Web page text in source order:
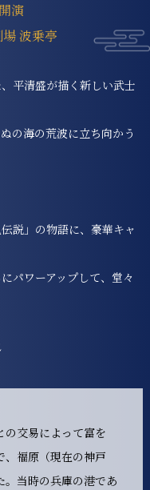
演
波乗亭
平清盛が描く新しい武士
の海の荒波に立ち向かう
説」の物語に、豪華キャ
パワーアップして、堂々
の交易によって富を
、福原（現在の神戸
当時の兵庫の港であ